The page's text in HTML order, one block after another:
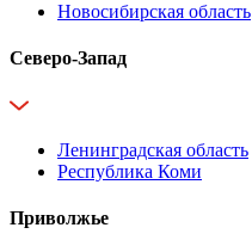
Новосибирская область
Северо-Запад
Ленинградская область
Республика Коми
Приволжье